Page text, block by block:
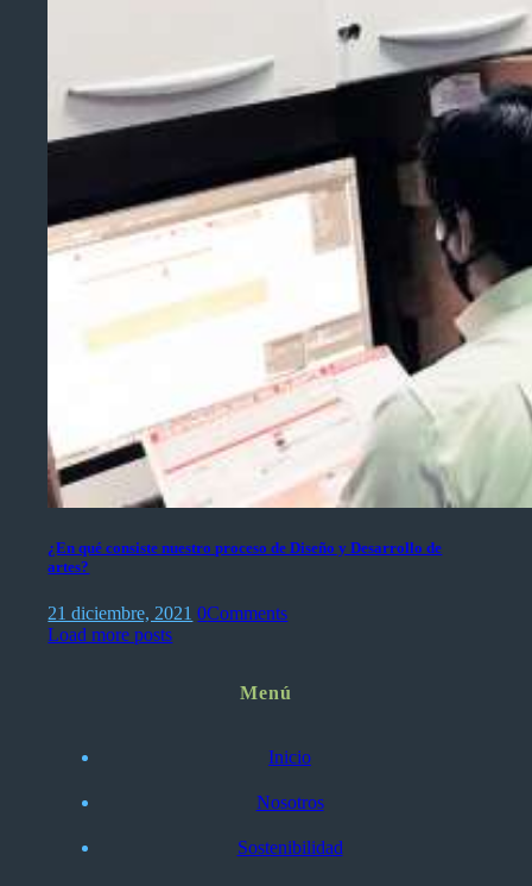
¿En qué consiste nuestro proceso de Diseño y Desarrollo de
artes?
21 diciembre, 2021 0Comments
Load more posts
Menú
Inicio
Nosotros
Sostenibilidad